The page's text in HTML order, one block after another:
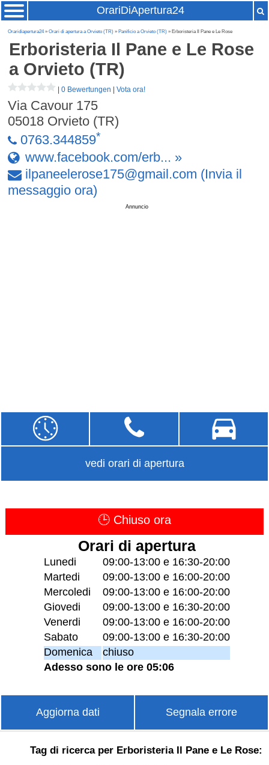
OrariDiApertura24
Oraridiapertura24»Orari di apertura a Orvieto (TR) » Panificio a Orvieto (TR) » Erboristeria Il Pane e Le Rose
Erboristeria Il Pane e Le Rose
a Orvieto (TR)
|0 Bewertungen |Vota ora!
Via Cavour 175
05018 Orvieto (TR)
0763.344859*
www.facebook.com/erb... »
ilpaneelerose175@gmail .com (Invia il
messaggio ora)
Annuncio
vedi orari di apertura
🕒 Chiuso ora
Orari di apertura
Lunedi
09:00-13:00 e 16:30-20:00
Martedi
09:00-13:00 e 16:00-20:00
Mercoledi
09:00-13:00 e 16:00-20:00
Giovedi
09:00-13:00 e 16:30-20:00
Venerdi
09:00-13:00 e 16:00-20:00
Sabato
09:00-13:00 e 16:30-20:00
Domenica
chiuso
Adesso sono le ore 05:06
Aggiorna dati Segnala errore
Tag di ricerca per Erboristeria Il Pane e Le Rose: